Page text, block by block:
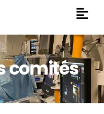
comités